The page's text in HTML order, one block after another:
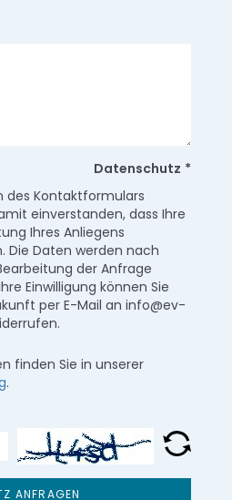
Datenschutz *
des Kontaktformulars
einverstanden, dass Ihre
Ihres Anliegens
Die Daten werden nach
der Anfrage
Einwilligung können Sie
per E-Mail an info@ev-
finden Sie in unserer
.